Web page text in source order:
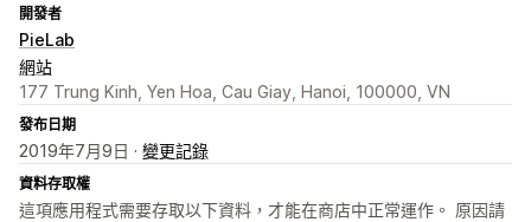
開發者
PieLab
網站
177 Trung Kinh, Yen Hoa, Cau Giay, Hanoi, 100000, VN
發布日期
2019年7月9日 · 變更記錄
資料存取權
這項應用程式需要存取以下資料，才能在商店中正常運作。 原因請